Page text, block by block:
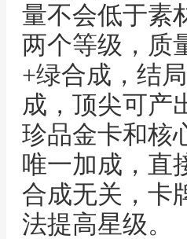
量不会低于素
两个等级，质
+绿合成，结
成，顶尖可产
珍品金卡和核
唯一加成，直
合成无关，卡
法提高星级。